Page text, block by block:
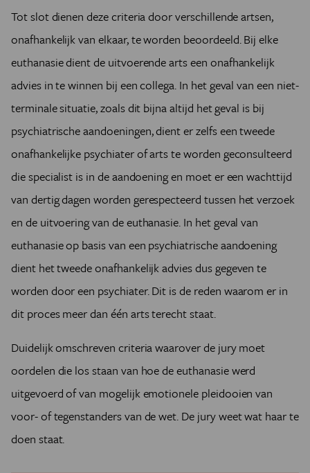
Tot slot dienen deze criteria door verschillende artsen,
onafhankelijk van elkaar, te worden beoordeeld. Bij elke
euthanasie dient de uitvoerende arts een onafhankelijk
advies in te winnen bij een collega. In het geval van een niet-
terminale situatie, zoals dit bijna altijd het geval is bij
psychiatrische aandoeningen, dient er zelfs een tweede
onafhankelijke psychiater of arts te worden geconsulteerd
die specialist is in de aandoening en moet er een wachttijd
van dertig dagen worden gerespecteerd tussen het verzoek
en de uitvoering van de euthanasie. In het geval van
euthanasie op basis van een psychiatrische aandoening
dient het tweede onafhankelijk advies dus gegeven te
worden door een psychiater. Dit is de reden waarom er in
dit proces meer dan één arts terecht staat.
Duidelijk omschreven criteria waarover de jury moet
oordelen die los staan van hoe de euthanasie werd
uitgevoerd of van mogelijk emotionele pleidooien van
voor- of tegenstanders van de wet. De jury weet wat haar te
doen staat.